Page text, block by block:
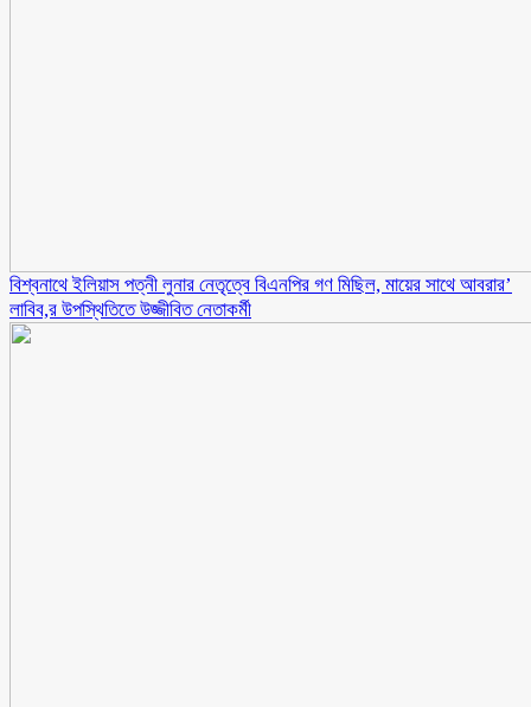
বিশ্বনাথে ইলিয়াস পত্নী লুনার নেতৃত্বে বিএনপির গণ মিছিল, মায়ের সাথে আবরার’
লাবিব,র উপস্থিতিতে উজ্জীবিত নেতাকর্মী